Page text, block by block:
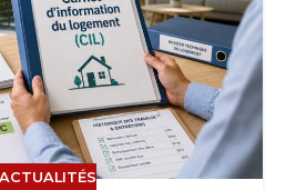
ACTUALITÉS